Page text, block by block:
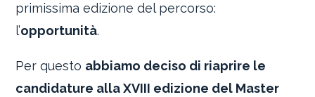
primissima edizione del percorso:
l’opportunità.
Per questo abbiamo deciso di riaprire le
candidature alla XVIII edizione del Master